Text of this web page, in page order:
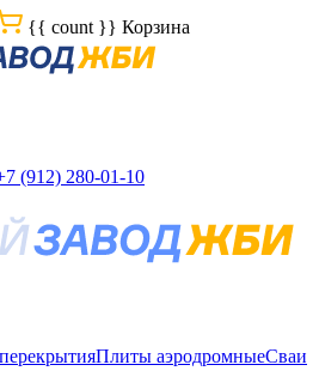
{{ count }} Корзина
(912) 280-01-10
Плиты аэродромныеСваи